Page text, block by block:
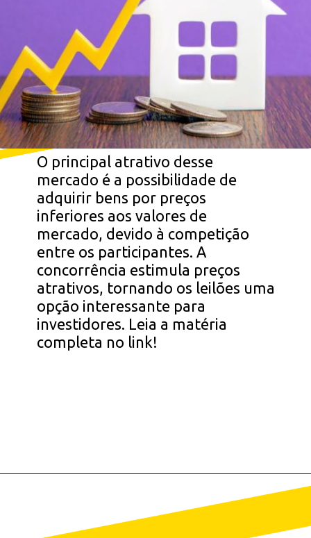
O principal atrativo desse
mercado é a possibilidade de
adquirir bens por preços
inferiores aos valores de
mercado, devido à competição
entre os participantes. A
concorrência estimula preços
atrativos, tornando os leilões uma
opção interessante para
investidores. Leia a matéria
completa no link!